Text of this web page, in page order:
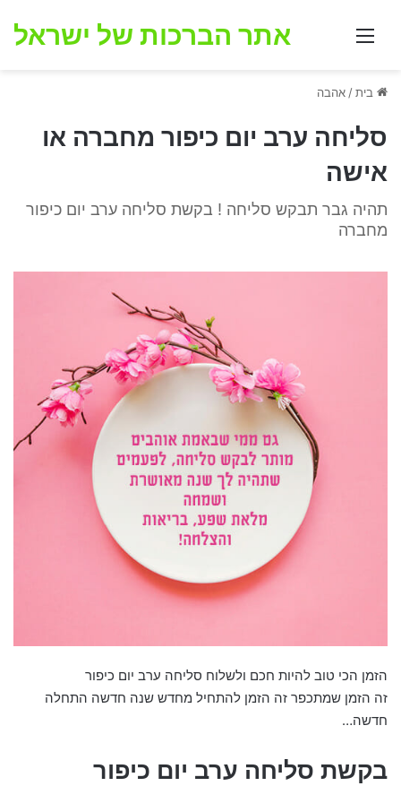
תפריט אתר הברכות של ישראל
בית/ אהבה
סליחה ערב יום כיפור מחברה או
אישה
תהיה גבר תבקש סליחה ! בקשת סליחה ערב יום כיפור
מחברה
הזמן הכי טוב להיות חכם ולשלוח סליחה ערב יום כיפור
זה הזמן שמתכפר זה הזמן להתחיל מחדש שנה חדשה התחלה
חדשה…
בקשת סליחה ערב יום כיפור